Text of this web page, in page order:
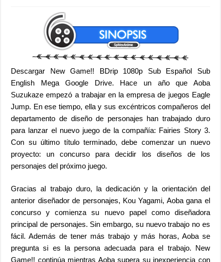
Descargar New Game!! BDrip 1080p Sub Español Sub
English Mega Google Drive. Hace un año que Aoba
Suzukaze empezó a trabajar en la empresa de juegos Eagle
Jump. En ese tiempo, ella y sus excéntricos compañeros del
departamento de diseño de personajes han trabajado duro
para lanzar el nuevo juego de la compañía: Fairies Story 3.
Con su último título terminado, debe comenzar un nuevo
proyecto: un concurso para decidir los diseños de los
personajes del próximo juego.
Gracias al trabajo duro, la dedicación y la orientación del
anterior diseñador de personajes, Kou Yagami, Aoba gana el
concurso y comienza su nuevo papel como diseñadora
principal de personajes. Sin embargo, su nuevo trabajo no es
fácil. Además de tener más trabajo y más horas, Aoba se
pregunta si es la persona adecuada para el trabajo. New
Game!! continúa mientras Aoba supera su inexperiencia con